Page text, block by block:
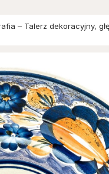
– Talerz dekoracyjny,